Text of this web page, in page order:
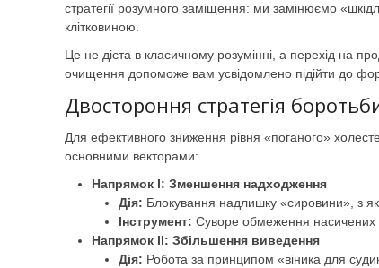
стратегії розумного заміщення: ми замінюємо
клітковиною.
Це не дієта в класичному розумінні, а перехід на
очищення допоможе вам усвідомлено підійти до
Двостороння стратегія
Для ефективного зниження рівня «поганого»
основними векторами:
Напрямок I: Зменшення надходження
Дія: Блокування надлишку «сировини», з
Інструмент: Суворе обмеження насичених
Напрямок II: Збільшення виведення
Дія: Робота за принципом «віника для